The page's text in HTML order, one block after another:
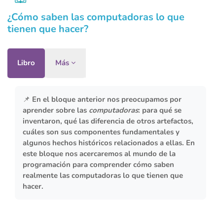
¿Cómo saben las computadoras lo que
tienen que hacer?
Libro Más
📌 En el bloque anterior nos preocupamos por
aprender sobre las computadoras: para qué se
inventaron, qué las diferencia de otros artefactos,
cuáles son sus componentes fundamentales y
algunos hechos históricos relacionados a ellas. En
este bloque nos acercaremos al mundo de la
programación para comprender cómo saben
realmente las computadoras lo que tienen que
hacer.